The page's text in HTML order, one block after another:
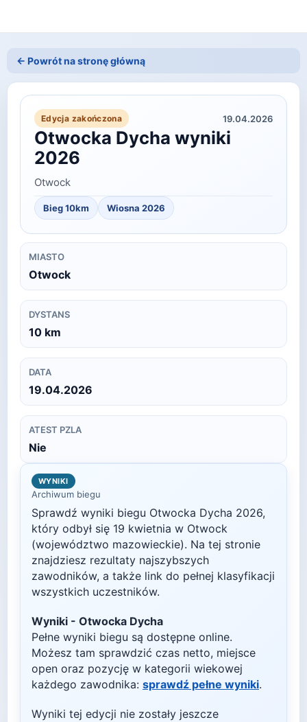
← Powrót na stronę główną
Edycja zakończona 19.04.2026
Otwocka Dycha wyniki
2026
Otwock
Bieg 10km Wiosna 2026
MIASTO
Otwock
DYSTANS
10 km
DATA
19.04.2026
ATEST PZLA
Nie
WYNIKI
Archiwum biegu
Sprawdź wyniki biegu Otwocka Dycha 2026,
który odbył się 19 kwietnia w Otwock
(województwo mazowieckie). Na tej stronie
znajdziesz rezultaty najszybszych
zawodników, a także link do pełnej klasyfikacji
wszystkich uczestników.
Wyniki - Otwocka Dycha
Pełne wyniki biegu są dostępne online.
Możesz tam sprawdzić czas netto, miejsce
open oraz pozycję w kategorii wiekowej
każdego zawodnika: sprawdź pełne wyniki.
Wyniki tej edycji nie zostały jeszcze